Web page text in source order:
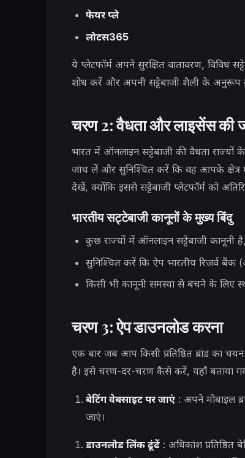
फेयर प्ले
लोटस365
ये प्लेटफॉर्म अपने सुरक्षित वातावरण, विविध
शोध करें और अपनी सट्टेबाजी शैली के अनुरूप
चरण 2: वैधता और लाइसेंस की
भारत में ऑनलाइन सट्टेबाजी की वैधता
जांच लें और सुनिश्चित करें कि वह आपके क्षेत्र में
देखें, क्योंकि इससे सट्टेबाजी प्लेटफॉर्म को
भारतीय सट्टेबाजी कानूनों के मुख्य बिंदु
कुछ राज्यों में ऑनलाइन सट्टेबाजी कानूनी
सुनिश्चित करें कि ऐप भारतीय रिजर्व बैंक
किसी भी कानूनी समस्या से बचने के लिए
चरण 3: ऐप डाउनलोड करना
एक बार जब आप किसी प्रतिष्ठित ब्रांड का
है। इसे चरण-दर-चरण कैसे करें, यहाँ बताया
बेटिंग वेबसाइट पर जाएं: अपने मोबाइल
जाएं।
डाउनलोड लिंक ढूंढें: अधिकांश प्रतिष्ठित